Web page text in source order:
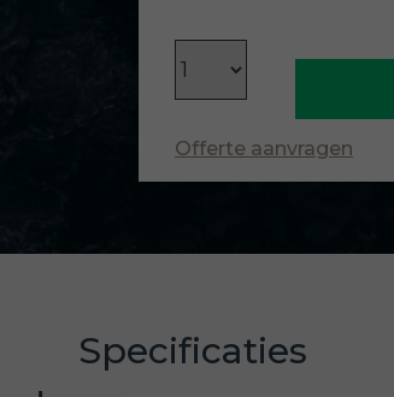
Offerte aanvragen
Specificaties